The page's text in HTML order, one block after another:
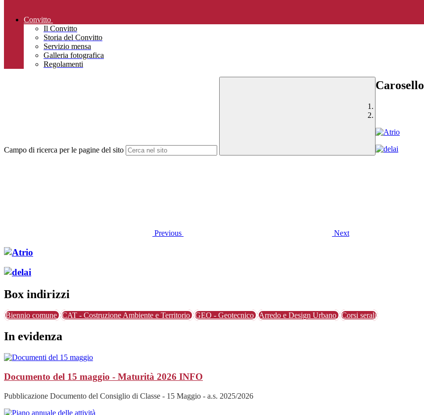
Convitto
Il Convitto
Storia del Convitto
Servizio mensa
Galleria fotografica
Regolamenti
Campo di ricerca per le pagine del sito
Carosello
Previous Next
Box indirizzi
Biennio comune CAT - Costruzione Ambiente e Territorio GEO - Geotecnico Arredo e Design Urbano Corsi serali
In evidenza
Documento del 15 maggio - Maturità 2026 INFO
Pubblicazione Documento del Consiglio di Classe - 15 Maggio - a.s. 2025/2026